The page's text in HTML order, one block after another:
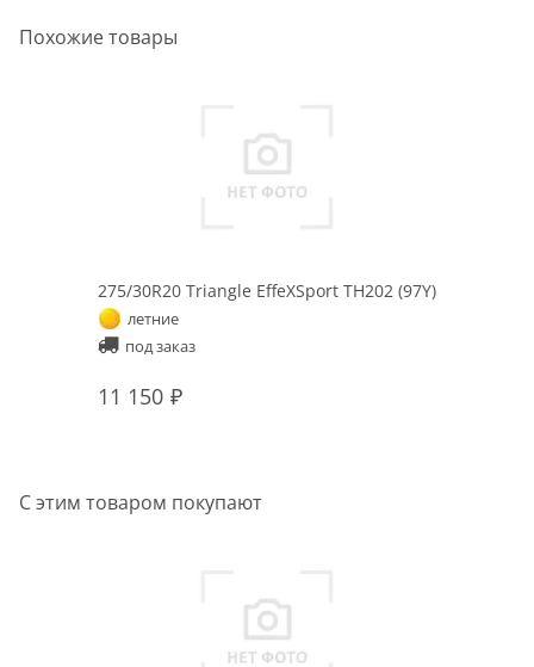
Похожие товары
275/30R20 Triangle EffeXSport TH202 (97Y)
летние
под заказ
11 150
С этим товаром покупают